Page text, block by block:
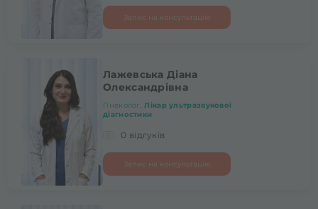
Запис на консультацію
Лажевська Діана
Олександрівна
Гінеколог,Лікар ультразвукової
діагностики
0 відгуків
Запис на консультацію